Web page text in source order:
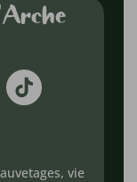
vie